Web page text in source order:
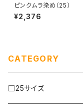
ピンクムラ染め（25）
¥2,376
CATEGORY
□25サイズ